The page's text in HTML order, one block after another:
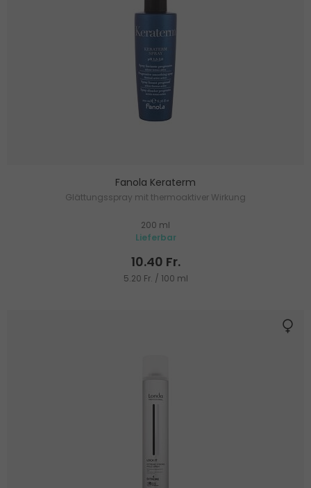
Fanola Keraterm
Glättungsspray mit thermoaktiver Wirkung
200 ml
Lieferbar
10.40 Fr.
5.20 Fr. / 100 ml